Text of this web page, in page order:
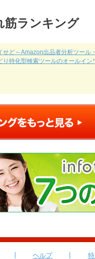
筋ランキング
せど～Amazon出品者分析ツール
り特化型検索ツールのオールイン
ヘルプ